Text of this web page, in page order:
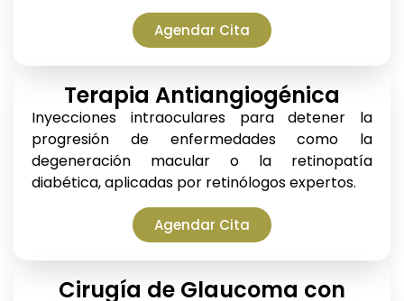
Agendar Cita
Terapia Antiangiogénica
Inyecciones intraoculares para detener la
progresión de enfermedades como la
degeneración macular o la retinopatía
diabética, aplicadas por retinólogos expertos.
Agendar Cita
Cirugía de Glaucoma con